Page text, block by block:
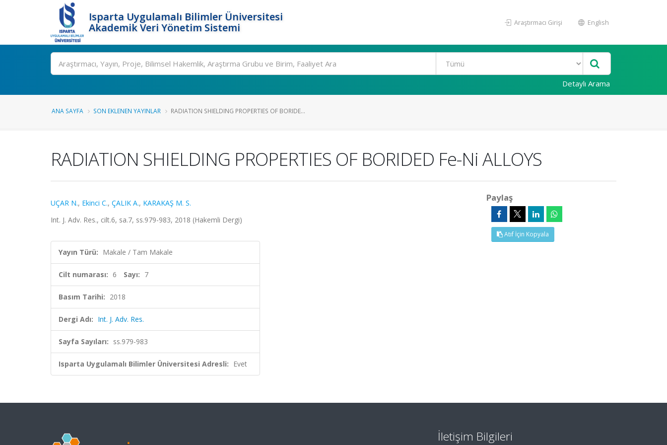
Isparta Uygulamalı Bilimler Üniversitesi
Akademik Veri Yönetim Sistemi
Araştırmacı Girişi English
Ara
Detaylı Arama
ANA SAYFA SON EKLENEN YAYINLAR RADIATION SHIELDING PROPERTIES OF BORIDE...
RADIATION SHIELDING PROPERTIES OF BORIDED Fe-Ni ALLOYS
UÇAR N., Ekinci C., ÇALIK A., KARAKAŞ M. S.
Int. J. Adv. Res., cilt.6, sa.7, ss.979-983, 2018 (Hakemli Dergi)
Yayın Türü: Makale / Tam Makale
Cilt numarası: 6 Sayı: 7
Basım Tarihi: 2018
Dergi Adı: Int. J. Adv. Res.
Sayfa Sayıları: ss.979-983
Isparta Uygulamalı Bilimler Üniversitesi Adresli: Evet
Paylaş
Atıf İçin Kopyala
İletişim Bilgileri